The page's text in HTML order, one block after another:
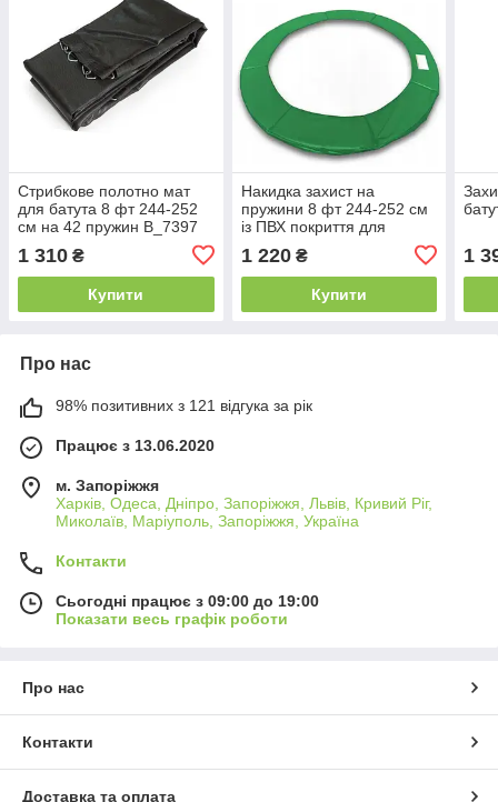
Стрибкове полотно мат
для батута 8 фт 244-252
см на 42 пружин B_7397
1 310 ₴
Купити
Накидка захист на
пружини 8 фт 244-252 см
із ПВХ покриття для
1 220₴
Купити
1
Про нас
98% позитивних з 121 відгука за рік
Працює з 13.06.2020
м. Запоріжжя
Харків, Одеса, Дніпро, Запоріжжя, Львів, Кривий Ріг,
Миколаїв, Маріуполь, Запоріжжя, Україна
Контакти
Сьогодні працює з 09:00 до 19:00
Показати весь графік роботи
Про нас
Контакти
Доставка та оплата